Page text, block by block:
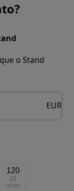
o Stand
EUR
120
10
anos